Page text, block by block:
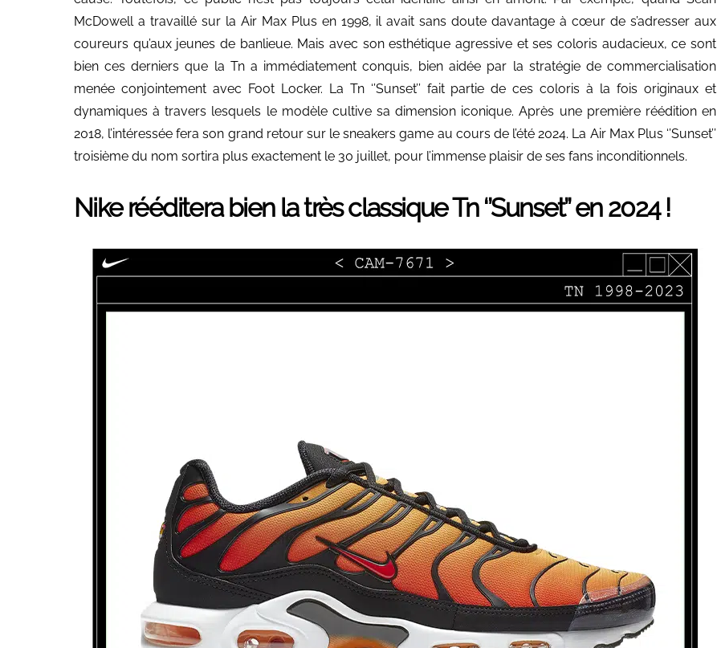
McDowell a travaillé sur la Air Max Plus en 1998, il avait sans doute davantage à cœur de s’adresser aux
coureurs qu’aux jeunes de banlieue. Mais avec son esthétique agressive et ses coloris audacieux, ce sont
bien ces derniers que la Tn a immédiatement conquis, bien aidée par la stratégie de commercialisation
menée conjointement avec Foot Locker. La Tn ‘’Sunset’’ fait partie de ces coloris à la fois originaux et
dynamiques à travers lesquels le modèle cultive sa dimension iconique. Après une première réédition en
2018, l’intéressée fera son grand retour sur le sneakers game au cours de l’été 2024. La Air Max Plus ‘’Sunset’’
troisième du nom sortira plus exactement le 30 juillet, pour l’immense plaisir de ses fans inconditionnels.
Nike rééditera bien la très classique Tn ‘’Sunset’’ en 2024 !